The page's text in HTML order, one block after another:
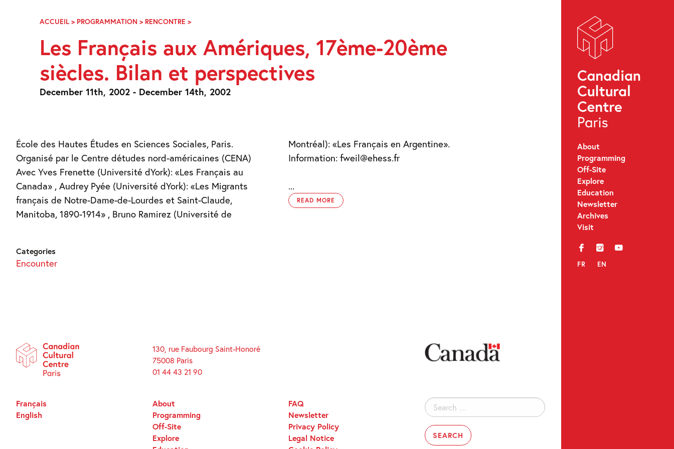
Navigation
About
Programming
Off-Site
Explore
Education
Newsletter
Archives
Visit
f i y
FR EN
ACCUEIL > PROGRAMMATION > RENCONTRE >LES
AMÉRIQUES,
20ÈME
SIÈCLES.
BILAN
Les Français aux Amériques, 17ème-20ème
siècles. Bilan et perspectives
December 11th, 2002 - December 14th, 2002
École des Hautes Études en Sciences Sociales, Paris.
Organisé par le Centre détudes nord-américaines (CENA)
Avec Yves Frenette (Université dYork): «Les Français au
Canada» , Audrey Pyée (Université dYork): «Les Migrants
français de Notre-Dame-de-Lourdes et Saint-Claude,
Manitoba, 1890-1914» , Bruno Ramirez (Université de
Montréal): «Les Français en Argentine».
Information: fweil@ehess.fr
...
READ MORE
Categories
Encounter
130, rue Faubourg Saint-Honoré
75008 Paris
01 44 43 21 90
Search
for:
About
Programming
Off-Site
Explore
FAQ
Newsletter
Privacy Policy
Legal Notice
Français
English